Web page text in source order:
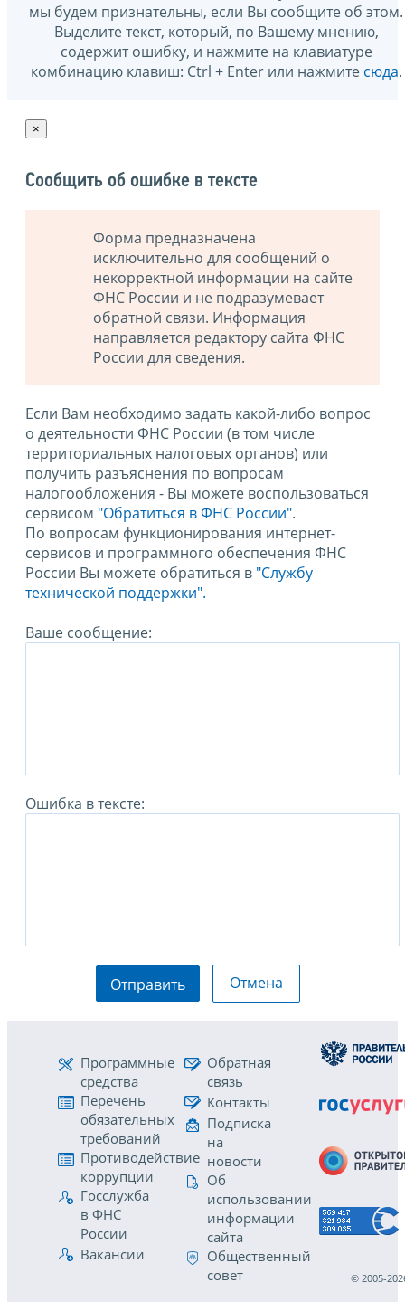
мы будем признательны, если Вы сообщите об этом.
Выделите текст, который, по Вашему мнению,
содержит ошибку, и нажмите на клавиатуре
комбинацию клавиш: Ctrl + Enter или нажмите сюда.
×
Сообщить об ошибке в тексте
Форма предназначена
исключительно для сообщений о
некорректной информации на сайте
ФНС России и не подразумевает
обратной связи. Информация
направляется редактору сайта ФНС
России для сведения.
Если Вам необходимо задать какой-либо вопрос
о деятельности ФНС России (в том числе
территориальных налоговых органов) или
получить разъяснения по вопросам
налогообложения - Вы можете воспользоваться
сервисом "Обратиться в ФНС России".
По вопросам функционирования интернет-
сервисов и программного обеспечения ФНС
России Вы можете обратиться в "Службу
технической поддержки".
Ваше сообщение:
Ошибка в тексте:
Отправить Отмена
Программные
средства
Перечень
обязательных
требований
Противодействие
коррупции
Госслужба
в ФНС
России
Вакансии
Обратная
связь
Контакты
Подписка
на
новости
Об
использовании
информации
сайта
Общественный
совет
© 2005-